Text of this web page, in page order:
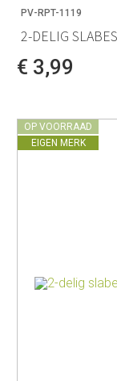
PV-RPT-1119
2-DELIG
€ 3,99
OP VOORRAAD
EIGEN MERK